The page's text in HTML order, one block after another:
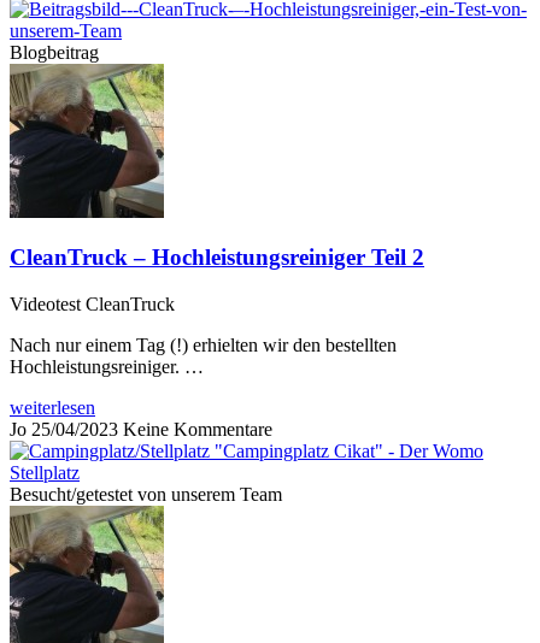
Blogbeitrag
CleanTruck – Hochleistungsreiniger Teil 2
Videotest CleanTruck
Nach nur einem Tag (!) erhielten wir den bestellten
Hochleistungsreiniger. …
weiterlesen
Jo 25/04/2023 Keine Kommentare
Besucht/getestet von unserem Team